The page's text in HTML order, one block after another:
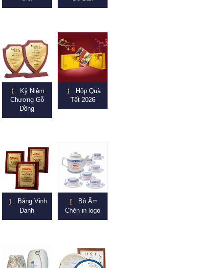
Kỷ Niệm
Chương Gỗ
Đồng
Hộp Quà
Tết 2026
Bảng Vinh
Danh
Bộ Ấm
Chén in logo